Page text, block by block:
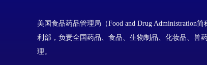
美国食品药品管理局（Food and Drug Administration
利部，负责全国药品、食品、生物制品、化妆品、兽
理。